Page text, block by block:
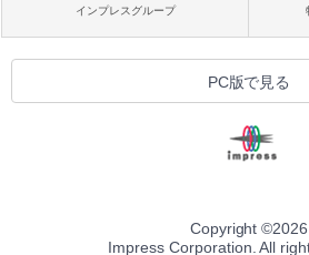
インプレスグループ
PC版で見る
Copyright ©2026
Impress Corporation. All